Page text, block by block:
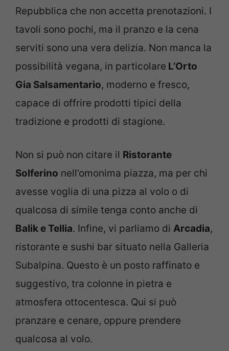
Repubblica che non accetta prenotazioni. I
tavoli sono pochi, ma il pranzo e la cena
serviti sono una vera delizia. Non manca la
possibilità vegana, in particolare L’Orto
Gia Salsamentario, moderno e fresco,
capace di offrire prodotti tipici della
tradizione e prodotti di stagione.
Non si può non citare il Ristorante
Solferino nell’omonima piazza, ma per chi
avesse voglia di una pizza al volo o di
qualcosa di simile tenga conto anche di
Balik e Tellia. Infine, vi parliamo di Arcadia,
ristorante e sushi bar situato nella Galleria
Subalpina. Questo è un posto raffinato e
suggestivo, tra colonne in pietra e
atmosfera ottocentesca. Qui si può
pranzare e cenare, oppure prendere
qualcosa al volo.